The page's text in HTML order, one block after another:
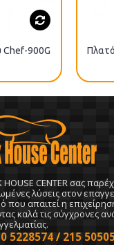
Chef-900G
HOUSE CENTER σας
λύσεις στον
που απαιτεί η
καλά τις σύγχρονες
5228574 / 215